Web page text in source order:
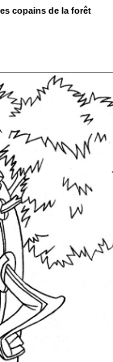
copains de la forêt